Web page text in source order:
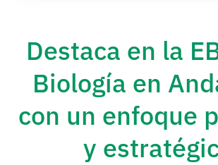
Destaca en la
Biología en
con un enfoque
y